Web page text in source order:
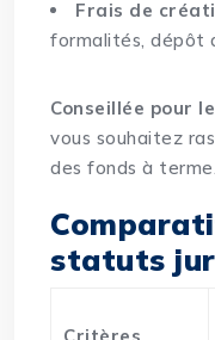
Frais de
formalités, dépôt
Conseillée pour
vous souhaitez
des fonds à terme.
statuts